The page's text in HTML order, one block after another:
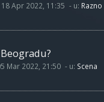
18 Apr 2022, 11:35 - u: Razno
Mar 2022, 21:50 - u: Scena